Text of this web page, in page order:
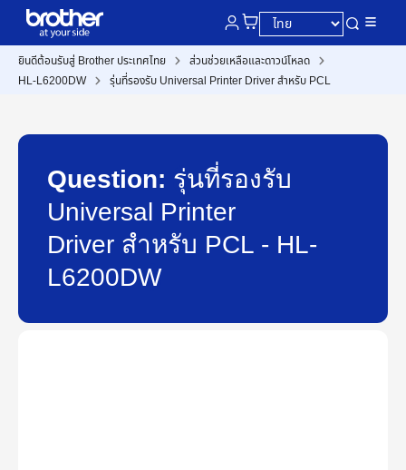
ยินดีต้อนรับสู่ Brother ประเทศไทย
ส่วนช่วยเหลือและดาวน์โหลด
HL-L6200DW
รุ่นที่รองรับ Universal Printer Driver สำหรับ PCL
Question: รุ่นที่รองรับ
Universal Printer
Driver สำหรับ PCL - HL-
L6200DW